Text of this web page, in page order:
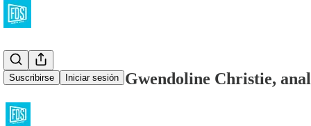
Suscribirse Iniciar sesión
Entrevistamos a Gwendoline Christie,